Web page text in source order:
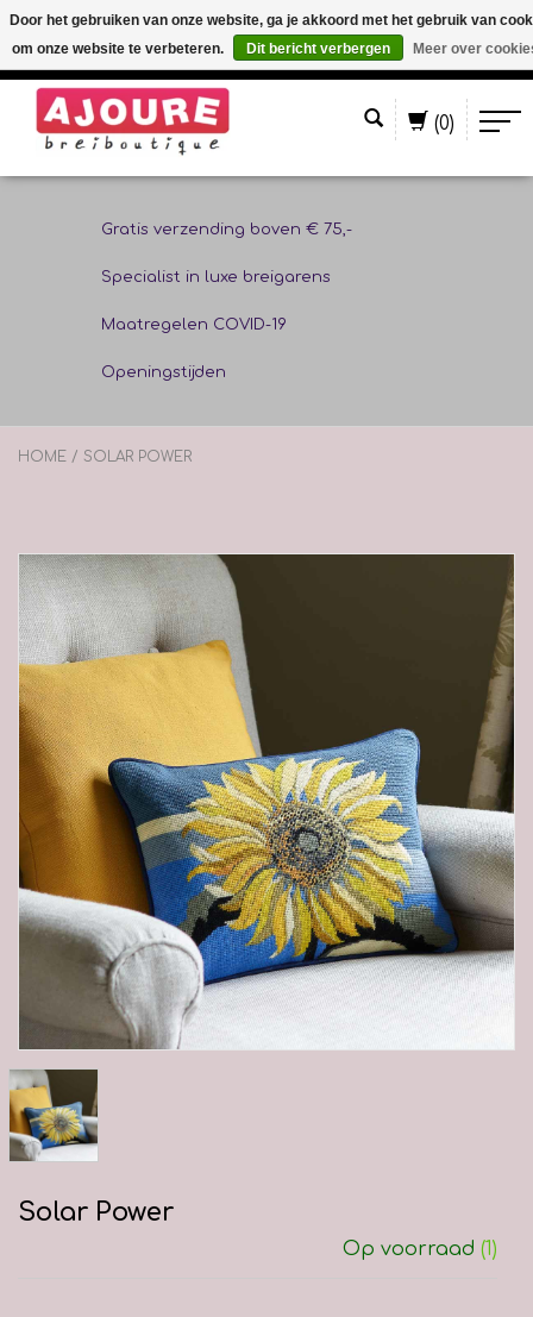
(0)
Gratis verzending boven € 75,-
Specialist in luxe breigarens
Maatregelen COVID-19
Openingstijden
HOME / SOLAR POWER
Solar Power
Op voorraad (1)
Door het gebruiken van onze website, ga je akkoord met het gebruik van
om onze website te verbeteren.
Dit bericht verbergen Meer over